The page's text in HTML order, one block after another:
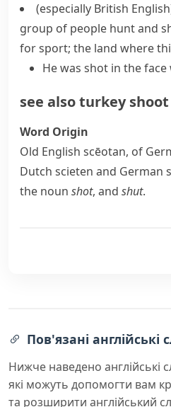
(especially British
group of people hunt and
for sport; the land where
He was shot in the
see alsoturkey shoot
Word Origin
Old English scēotan, of
Dutch scieten and German
the noun shot, and shut.
Пов'язані англійські
Нижче наведено англійські
які можуть допомогти вам
та розширити англійський